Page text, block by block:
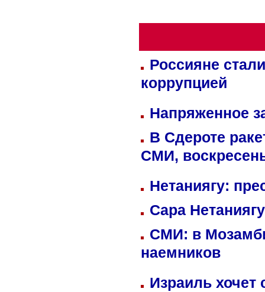
Россияне
коррупцией
Напряженное
В Сдероте
СМИ,
Нетаниягу:
Сара
СМИ: в
наемников
Израиль хочет